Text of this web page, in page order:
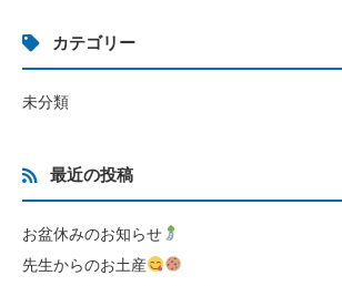
カテゴリー
未分類
最近の投稿
お盆休みのお知らせ
先生からのお土産